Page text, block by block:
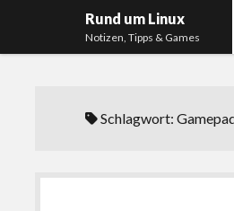
Rund um Linux
Notizen, Tipps & Games
Schlagwort: